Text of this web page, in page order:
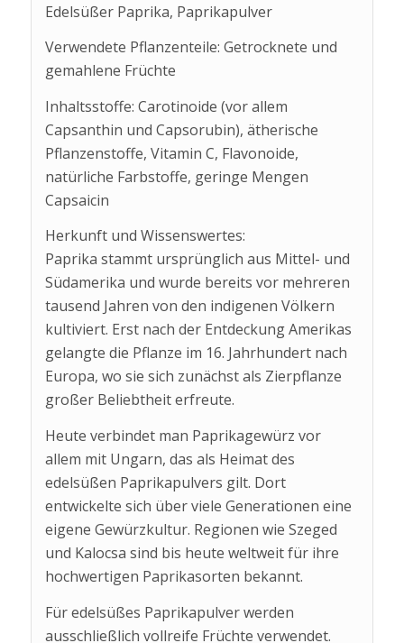
Edelsüßer Paprika, Paprikapulver
Verwendete Pflanzenteile: Getrocknete und
gemahlene Früchte
Inhaltsstoffe: Carotinoide (vor allem
Capsanthin und Capsorubin), ätherische
Pflanzenstoffe, Vitamin C, Flavonoide,
natürliche Farbstoffe, geringe Mengen
Capsaicin
Herkunft und Wissenswertes:
Paprika stammt ursprünglich aus Mittel- und
Südamerika und wurde bereits vor mehreren
tausend Jahren von den indigenen Völkern
kultiviert. Erst nach der Entdeckung Amerikas
gelangte die Pflanze im 16. Jahrhundert nach
Europa, wo sie sich zunächst als Zierpflanze
großer Beliebtheit erfreute.
Heute verbindet man Paprikagewürz vor
allem mit Ungarn, das als Heimat des
edelsüßen Paprikapulvers gilt. Dort
entwickelte sich über viele Generationen eine
eigene Gewürzkultur. Regionen wie Szeged
und Kalocsa sind bis heute weltweit für ihre
hochwertigen Paprikasorten bekannt.
Für edelsüßes Paprikapulver werden
ausschließlich vollreife Früchte verwendet.